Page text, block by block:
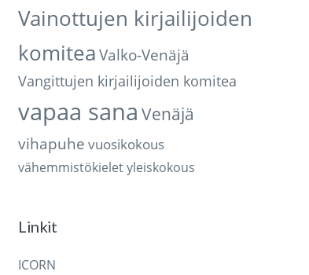
Vainottujen kirjailijoiden
komitea Valko-Venäjä
Vangittujen kirjailijoiden komitea
vapaa sana Venäjä
vihapuhe vuosikokous
vähemmistökieletyleiskokous
Linkit
ICORN